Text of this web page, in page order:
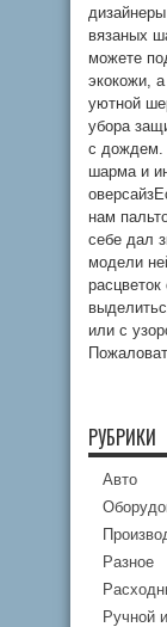
вязаных
можете
экокожи,
уютной
убора
с дождем.
шарма и
нам
себе дал
модели
или с
РУБРИКИ
Авто
Разное
Ручной